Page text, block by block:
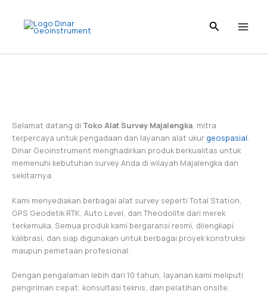
content
s
n
k
n
c
Selamat datang di Toko Alat Survey Majalengka, mitra
terpercaya untuk pengadaan dan layanan alat ukur geospasial.
Dinar Geoinstrument menghadirkan produk berkualitas untuk
memenuhi kebutuhan survey Anda di wilayah Majalengka dan
sekitarnya.
Kami menyediakan berbagai alat survey seperti Total Station,
GPS Geodetik RTK, Auto Level, dan Theodolite dari merek
terkemuka. Semua produk kami bergaransi resmi, dilengkapi
kalibrasi, dan siap digunakan untuk berbagai proyek konstruksi
maupun pemetaan profesional.
Dengan pengalaman lebih dari 10 tahun, layanan kami meliputi
pengiriman cepat, konsultasi teknis, dan pelatihan onsite.